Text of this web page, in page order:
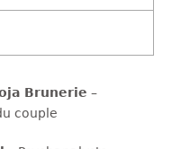
Brunerie –
couple